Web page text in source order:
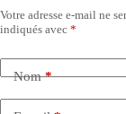
Votre adresse e-mail ne
indiqués avec *
Nom*